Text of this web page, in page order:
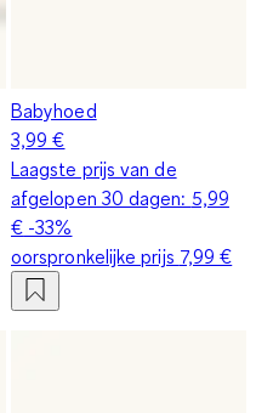
Babyhoed
3,99 €
Laagste prijs van de
afgelopen 30 dagen: 5,99
€ -33%
oorspronkelijke prijs 7,99 €